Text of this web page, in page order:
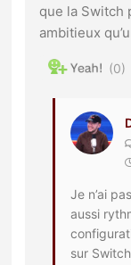
que la Switch
ambitieux
0
Je n’ai
aussi
sur